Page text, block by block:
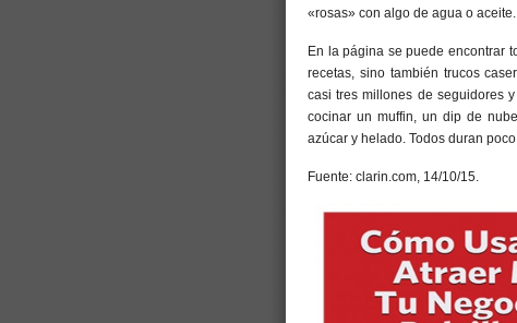
«rosas» con algo de agua o aceite.
En la página se puede encontrar
recetas, sino también trucos
casi tres millones de seguidores
cocinar un muffin, un dip de
azúcar y helado. Todos duran
Fuente: clarin.com, 14/10/15.